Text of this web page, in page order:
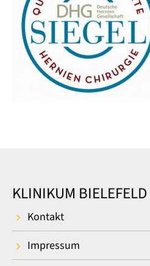
KLINIKUM BIELEFELD
Kontakt
Impressum